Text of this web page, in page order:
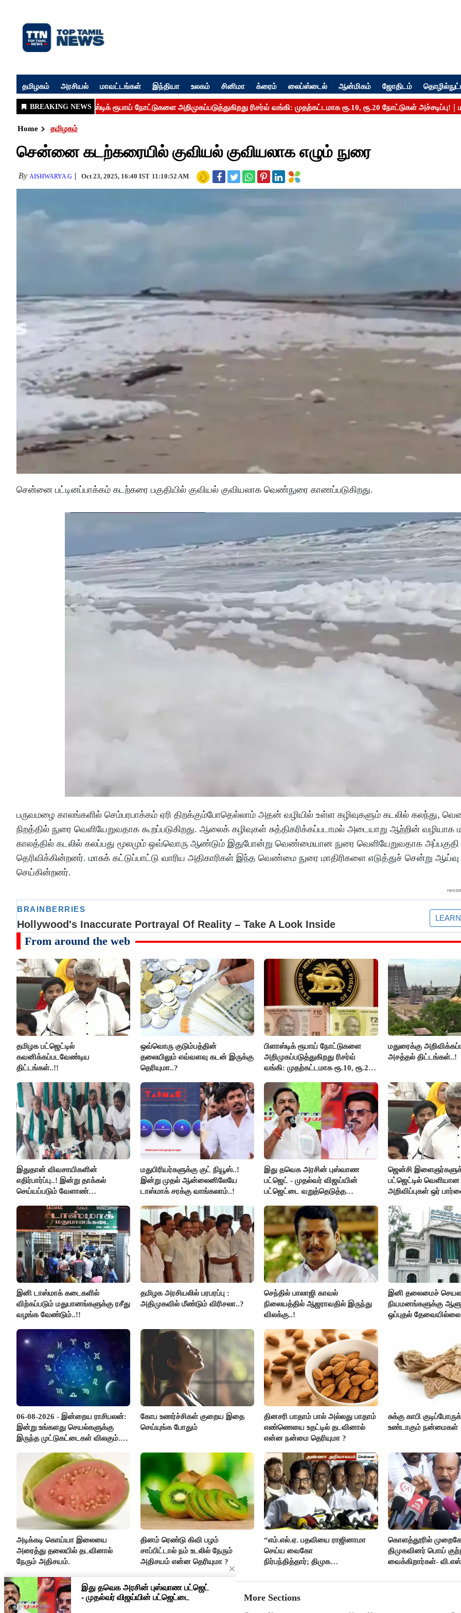
தமிழகம் அரசியல் மாவட்டங்கள் இந்தியா உலகம் சினிமா க்ரைம் லைப்ஸ்டைல் ஆன்மிகம் ஜோதிடம்
Home தமிழகம்
சென்னை கடற்கரையில் குவியல் குவியலாக எழும் நுரை
By AISHWARYA G Oct 23, 2025, 16:40 IST 11:10:52 AM
சென்னை பட்டினப்பாக்கம் கடற்கரை பகுதியில் குவியல் குவியலாக வெண்நுரை காணப்படுகிறது.
பருவமழை காலங்களில் செம்பரபாக்கம் ஏரி திறக்கும்போதெல்லாம் அதன் வழியில் உள்ள கழிவுகளும் கடலில் கலந்து,
நிறத்தில் நுரை வெளியேறுவதாக கூறப்படுகிறது. ஆலைக் கழிவுகள் சுத்திகரிக்கப்படாமல் அடையாறு ஆற்றின்
காலத்தில் கடலில் கலப்பது மூலமும் ஒவ்வொரு ஆண்டும் இதுபோன்று வெண்மையான நுரை வெளியேறுவதாக
தெரிவிக்கின்றனர். மாசுக் கட்டுப்பாட்டு வாரிய அதிகாரிகள் இந்த வெண்மை நுரை மாதிரிகளை எடுத்துச் சென்று ஆய்வு
செய்கின்றனர்.
From around the web
தமிழக பட்ஜெட்டில்
கவனிக்கப்படவேண்டிய
திட்டங்கள்..!!
ஒவ்வொரு குடும்பத்தின்
தலையிலும் எவ்வளவு கடன் இருக்கு
தெரியுமா..?
பிளாஸ்டிக் ரூபாய் நோட்டுகளை
அறிமுகப்படுத்துகிறது ரிசர்வ்
வங்கி: முதற்கட்டமாக ரூ.10, ரூ.20
மதுரைக்கு
அசத்தல் திட்டங்கள்..!
இதுதான் விவசாயிகளின்
எதிர்பார்ப்பு..! இன்று தாக்கல்
செய்யப்படும் வேளாண்
கோரிக்கை!
மதுபிரியர்களுக்கு குட் நியூஸ்..!
இன்று முதல் ஆன்லைனிலேயே
டாஸ்மாக் சரக்கு வாங்கலாம்..!
இது தவெக அரசின் புஸ்வாண
பட்ஜெட் - முதல்வர் விஜய்யின்
பட்ஜெட்டை வறுத்தெடுத்த
ஜென்சி
பட்ஜெட்டில்
அறிவிப்புகள் ஒர்
இனி டாஸ்மாக் கடைகளில்
விற்கப்படும் மதுபானங்களுக்கு ரசீது
வழங்க வேண்டும்..!!
தமிழக அரசியலில் பரபரப்பு :
அதிமுகவில் மீண்டும் விரிசலா..?
செந்தில் பாலாஜி காவல்
நிலையத்தில் ஆஜராவதில் இருந்து
விலக்கு..!
இனி தலைமைச்
நியமனங்களுக்கு
ஒப்புதல் தேவையில்லை
06-08-2026 - இன்றைய ராசிபலன்:
இன்று உங்களது செயல்களுக்கு
இருந்த முட்டுகட்டைகள் விலகும்.
பணவரத்து கூடும்..!
கோப உணர்ச்சிகள் குறைய இதை
செய்யுங்க போதும்
தினசரி பாதாம் பால் அல்லது பாதாம்
எண்ணெயை உதட்டில் தடவினால்
என்ன நன்மை தெரியுமா ?
சுக்கு காபி
உண்டாகும் நன்மைகள்
அடிக்கடி கொய்யா இலையை
அரைத்து தலையில் தடவினால்
நேரும் அதிசயம்.
தினம் ரெண்டு கிவி பழம்
சாப்பிட்டால் நம் உடலில் நேரும்
அதிசயம் என்ன தெரியுமா ?
“எம்.எல்.ஏ. பதவியை ராஜினாமா
செய்ய வைகோ
நிர்பந்தித்தார்; திமுக
தொடர்கிறோம்”- மதிமுக
எம்.எல்.ஏக்கள் பரபரப்பு பேட்டி
கொளத்தூரில்
திமுகவினர் பொய்
வைக்கிறார்கள்-
More Sections